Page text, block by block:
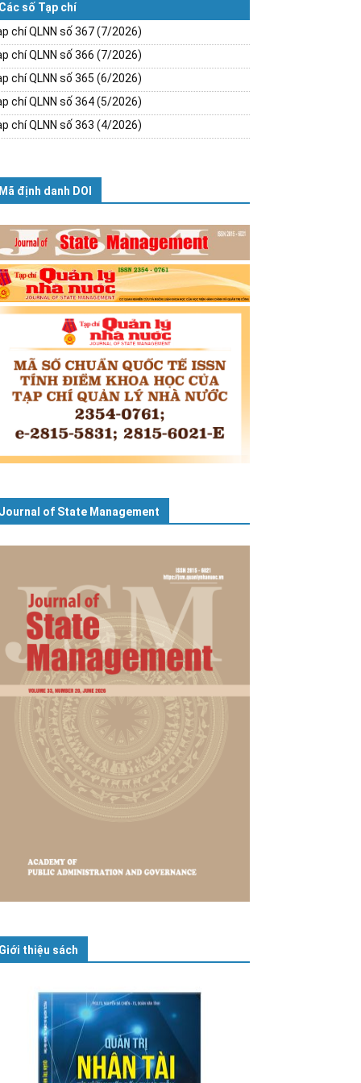
Các số Tạp chí
chí QLNN số 367 (7/2026)
chí QLNN số 366 (7/2026)
chí QLNN số 365 (6/2026)
chí QLNN số 364 (5/2026)
chí QLNN số 363 (4/2026)
Mã định danh DOI
Journal of State Management
Giới thiệu sách